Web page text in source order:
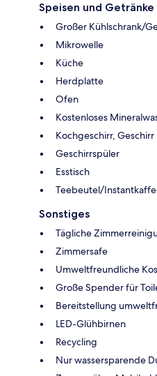
Speisen und Getränke
Großer Kühlschrank/
Mikrowelle
Küche
Herdplatte
Ofen
Kostenloses
Kochgeschirr,
Geschirrspüler
Esstisch
Teebeutel/
Sonstiges
Tägliche
Zimmersafe
Umweltfreundliche
Große Spender für
Bereitstellung
LED-Glühbirnen
Recycling
Nur wassersparende